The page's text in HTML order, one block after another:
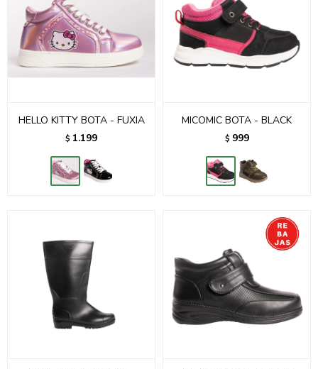
HELLO KITTY BOTA - FUXIA
$ 1.199
MICOMIC BOTA - BLACK
$ 999